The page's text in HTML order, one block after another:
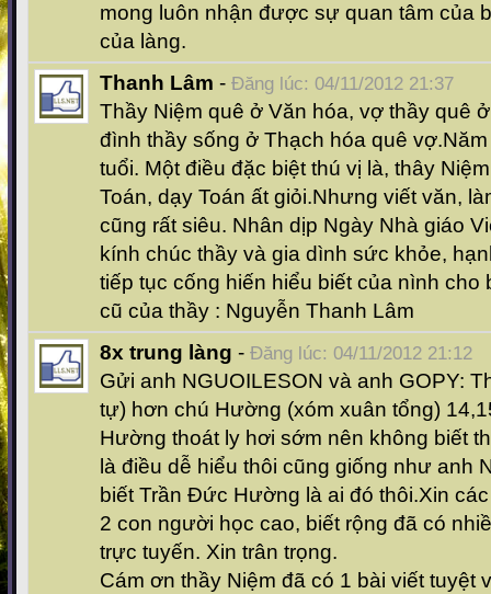
mong luôn nhận được sự quan tâm của
của làng.
Thanh Lâm - Đăng lúc: 04/11/2012 21:37
Thầy Niệm quê ở Văn hóa, vợ thầy quê
đình thầy sống ở Thạch hóa quê
tuổi. Một điều đặc biệt thú vị là, thây
Toán, dạy Toán ất giỏi.Nhưng viết văn,
cũng rất siêu. Nhân dịp Ngày Nhà giáo
kính chúc thầy và gia dình sức khỏe,
tiếp tục cống hiến hiểu biết của nình cho
cũ của thầy : Nguyễn Thanh Lâm
8x trung làng - Đăng lúc: 04/11/2012 21:12
Gửi anh NGUOILESON và anh GOPY:
tự) hơn chú Hường (xóm xuân tổng)
Hường thoát ly hơi sớm nên không biết
là điều dễ hiểu thôi cũng giống như anh
biết Trần Đức Hường là ai đó thôi.Xin
2 con người học cao, biết rộng đã có
trực tuyến. Xin trân trọng.
Cám ơn thầy Niệm đã có 1 bài viết tuyệt